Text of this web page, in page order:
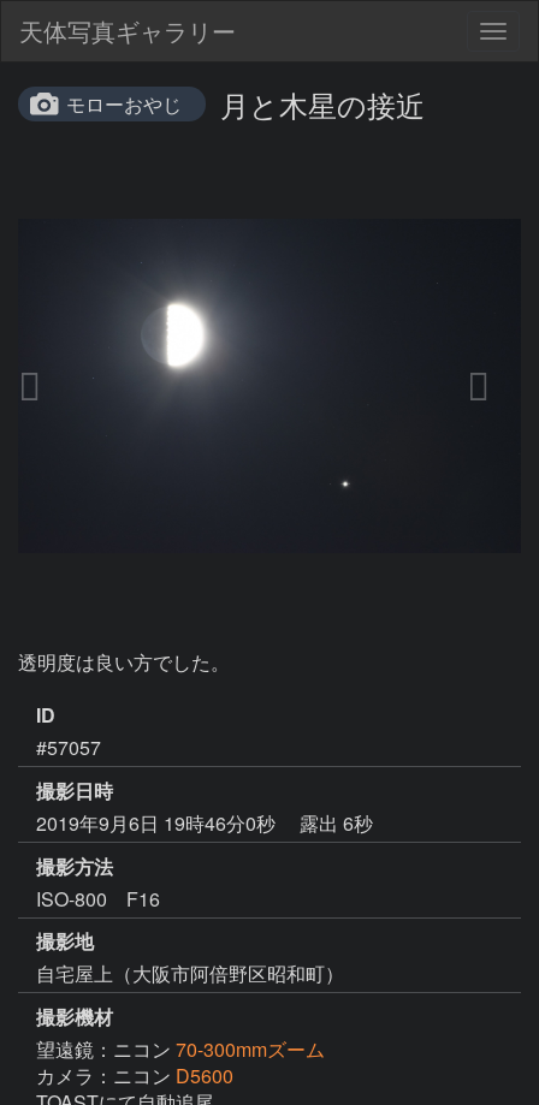
天体写真ギャラリー
モローおやじ 月と木星の接近
透明度は良い方でした。
ID
#57057
撮影日時
2019年9月6日 19時46分0秒
露出 6秒
撮影方法
ISO-800 F16
撮影地
自宅屋上（大阪市阿倍野区昭和町）
撮影機材
望遠鏡：ニコン 70-300mmズーム
カメラ：ニコン D5600